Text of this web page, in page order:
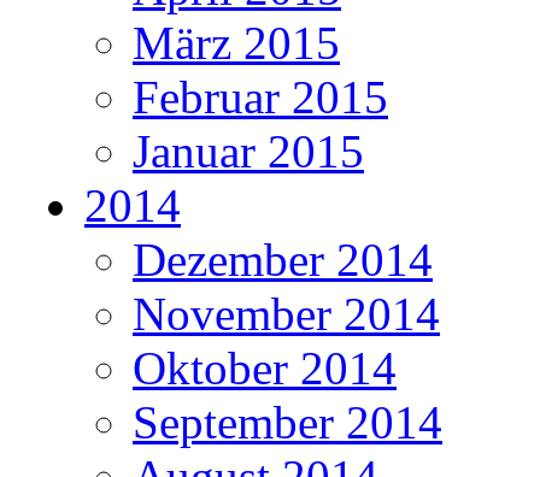
März 2015
Februar 2015
Januar 2015
2014
Dezember 2014
November 2014
Oktober 2014
September 2014